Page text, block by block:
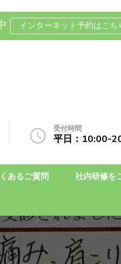
インターネット予約はこち
ら国分寺整
受付時間
平日：10:00-
あるご質問 社内研修を